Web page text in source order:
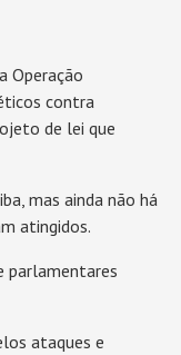
Operação
contra
de lei que
mas ainda não há
atingidos.
parlamentares
ataques e